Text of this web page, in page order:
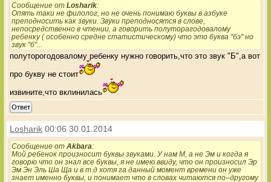
Сообщение отLosharik:
Опять таки не филолог, но не очень понимаю буквы в азбуке
преподносить как звуки. Звуки преподносятся в слове,
непосредственно в чтении, а говорить полуторагодовалому
ребенку ( особенно средне статистическому) что это буква "бэ" но
звук "б"...
полуторогодовалому ребенку нужно говорить,что это звук "Б",а вот
про букву не стоит
извините,что вклинилась
Ответ
Losharik 00:06 30.01.2014
Сообщение от Akbara:
Мой ребенок произносит буквы звуками. У нам М, а не Эм и когда я
говорю что он знал все буквы, я не имею ввиду, что он произносил Эр
Эм Эн Эль Ша Ща и в т.д хотя га данный момент времени он уже
знает именно буквы, и понимает что в словах читаются по–другому